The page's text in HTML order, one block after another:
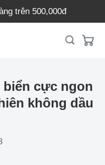
trên 500,000đ
biển cực ngon
không dầu